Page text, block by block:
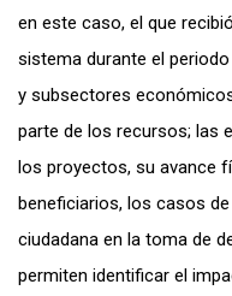
en este caso, el que
sistema durante el
y subsectores
parte de los recursos; las
los proyectos, su avance
beneficiarios, los casos
ciudadana en la toma de
permiten identificar el